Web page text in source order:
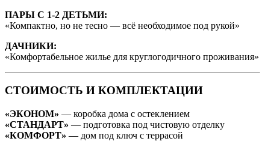
ПАРЫ С 1-2 ДЕТЬМИ:
«Компактно, но не тесно — всё необходимое под рукой»
ДАЧНИКИ:
«Комфортабельное жилье для круглогодичного проживания»
СТОИМОСТЬ И КОМПЛЕКТАЦИИ
«ЭКОНОМ» — коробка дома с остеклением
«СТАНДАРТ» — подготовка под чистовую отделку
«КОМФОРТ» — дом под ключ с террасой